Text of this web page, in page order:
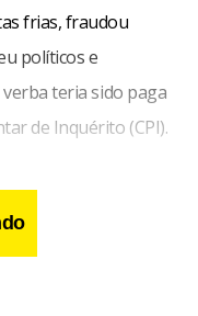
frias, fraudou
políticos e
teria sido paga
de Inquérito (CPI).
Estadual (MPE), o
um